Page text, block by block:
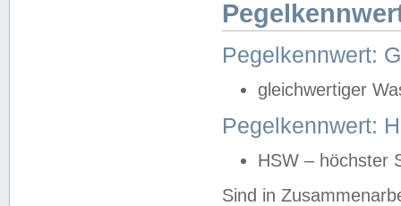
Pegelkennwert:
gleichwertiger
Pegelkennwert:
HSW – höchster
Sind in